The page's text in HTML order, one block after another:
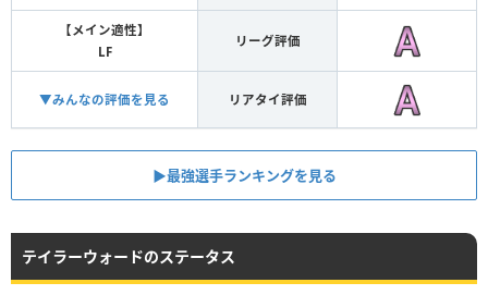
【メイン適性】
LF
リーグ評価
▼みんなの評価を見る リアタイ評価
▶︎最強選手ランキングを見る
テイラーウォードのステータス